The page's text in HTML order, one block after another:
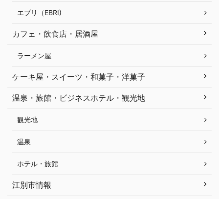
エブリ（EBRI)
カフェ・飲食店・居酒屋
ラーメン屋
ケーキ屋・スイーツ・和菓子・洋菓子
温泉・旅館・ビジネスホテル・観光地
観光地
温泉
ホテル・旅館
江別市情報